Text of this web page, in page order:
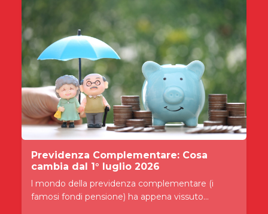
Previdenza Complementare: Cosa
cambia dal 1° luglio 2026
l mondo della previdenza complementare (i
famosi fondi pensione) ha appena vissuto...